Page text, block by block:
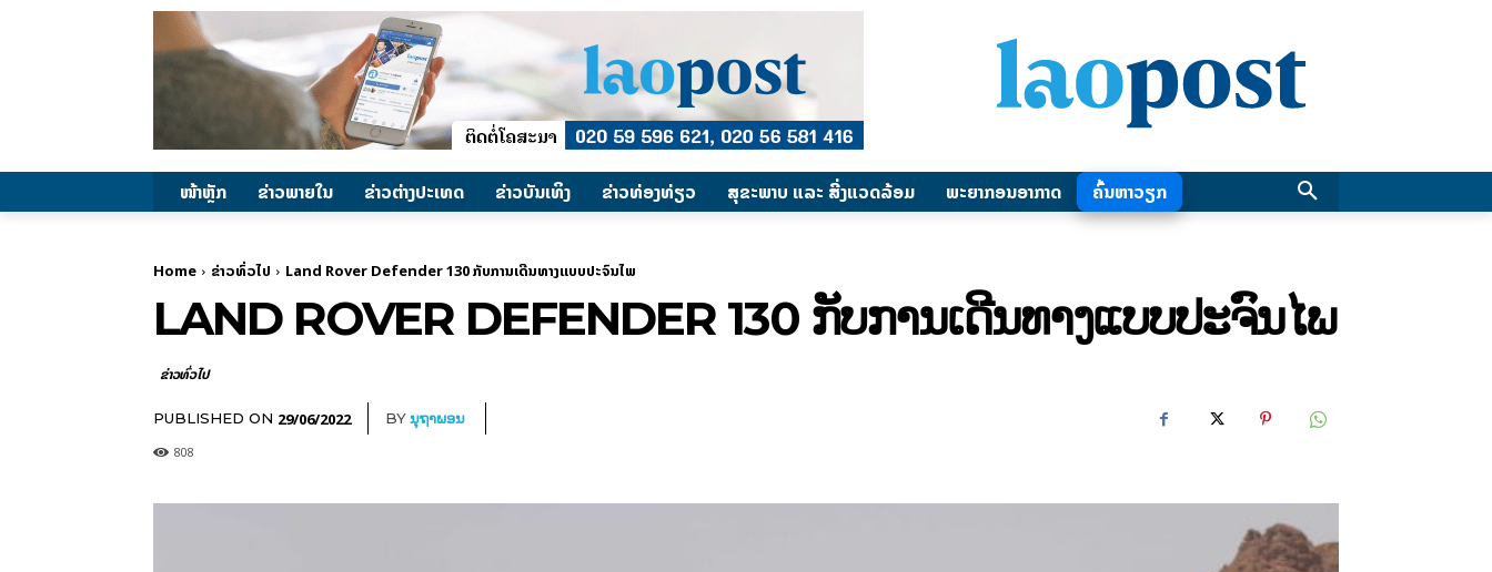
ໜ້າຫຼັກ ຂ່າວພາຍ​ໃນ ຂ່າວຕ່າງປະເທດ ​ຂ່າວບັນເທິງ ​ຂ່າວທ່ອງທ່ຽວ ສຸຂະພາບ ແລະ ສີ່ງແວດລ້ອມ ພະຍາກອນອາກາດ ຄົ້ນຫາວຽກ
Home ຂ່າວທົ່ວໄປ Land Rover Defender 130 ກັບການເດີນທາງແບບປະຈົນໄພ
LAND ROVER DEFENDER 130 ກັບການເດີນທາງແບບປະຈົນໄພ
ຂ່າວທົ່ວໄປ
PUBLISHED ON 29/06/2022 BYນຸຖາພອນ
808